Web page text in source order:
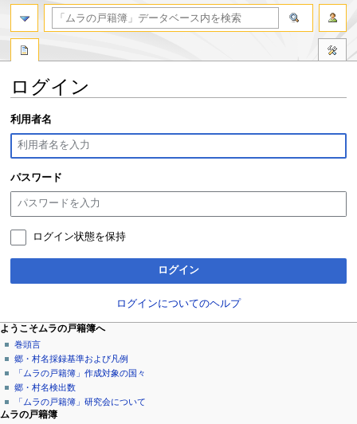
ログイン
ナ
ビ
ゲ
シ
ョ
ン
検
索
に
動
利用者名
パスワード
ログイン状態を保持
ログイン
ログインについてのヘルプ
ナ
ビ
ゲ
ー
シ
ページ操作
特
別
ペ
ー
ジ
個人用ツール
ロ
グ
イ
ン
ようこそムラの戸籍簿へ
巻頭言
郷・村名採録基準および凡例
「ムラの戸籍簿」作成対象の国々
郷・村名検出数
「ムラの戸籍簿」研究会について
検索
ムラの戸籍簿